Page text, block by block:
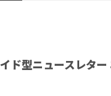
ド型ニュースレター